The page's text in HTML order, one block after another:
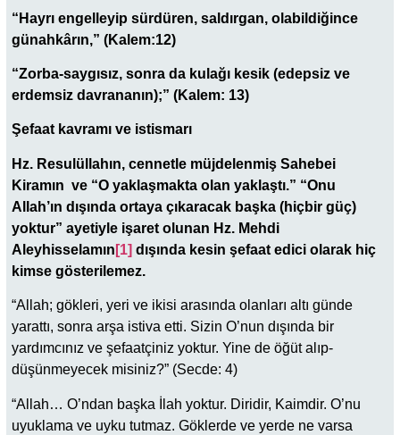
“Hayrı engelleyip sürdüren, saldırgan, olabildiğince
günahkârın,” (Kalem:12)
“Zorba-saygısız, sonra da kulağı kesik (edepsiz ve
erdemsiz davrananın);” (Kalem: 13)
Şefaat kavramı ve istismarı
Hz. Resulüllahın, cennetle müjdelenmiş Sahebei
Kiramın ve “O yaklaşmakta olan yaklaştı.” “Onu
Allah’ın dışında ortaya çıkaracak başka (hiçbir güç)
yoktur” ayetiyle işaret olunan Hz. Mehdi
Aleyhisselamın [1] dışında kesin şefaat edici olarak hiç
kimse gösterilemez.
“Allah; gökleri, yeri ve ikisi arasında olanları altı günde
yarattı, sonra arşa istiva etti. Sizin O’nun dışında bir
yardımcınız ve şefaatçiniz yoktur. Yine de öğüt alıp-
düşünmeyecek misiniz?” (Secde: 4)
“Allah… O’ndan başka İlah yoktur. Diridir, Kaimdir. O’nu
uyuklama ve uyku tutmaz. Göklerde ve yerde ne varsa